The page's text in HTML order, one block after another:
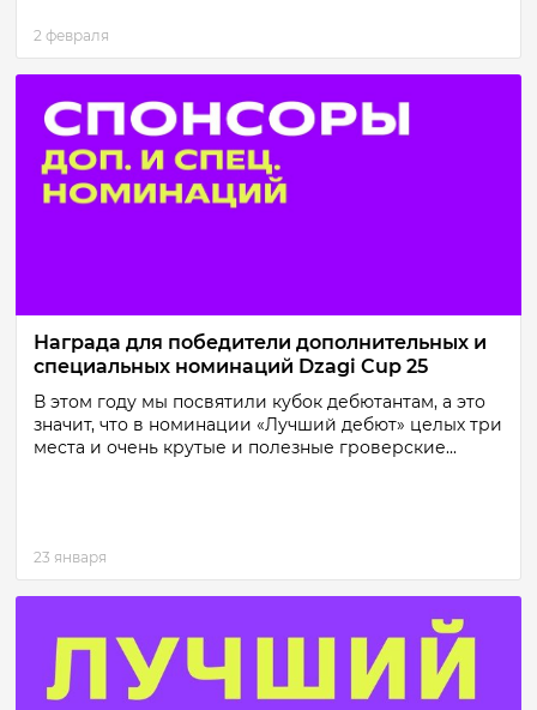
2 февраля
Награда для победители дополнительных и
специальных номинаций Dzagi Cup 25
В этом году мы посвятили кубок дебютантам, а это
значит, что в номинации «Лучший дебют» целых три
места и очень крутые и полезные гроверские...
23 января